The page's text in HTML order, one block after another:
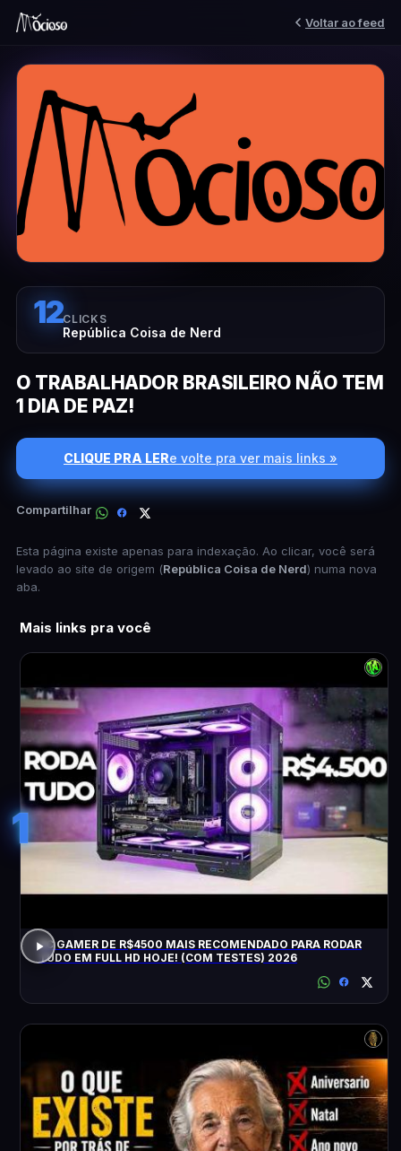
Voltar ao feed
12CLICKS
República Coisa de Nerd
O TRABALHADOR BRASILEIRO NÃO TEM
1 DIA DE PAZ!
CLIQUE PRA LERe volte pra ver mais links »
Compartilhar
Esta página existe apenas para indexação. Ao clicar, você será
levado ao site de origem (República Coisa de Nerd) numa nova
aba.
Mais links pra você
1
PC GAMER DE R$4500 MAIS RECOMENDADO PARA RODAR
TUDO EM FULL HD HOJE! (COM TESTES) 2026